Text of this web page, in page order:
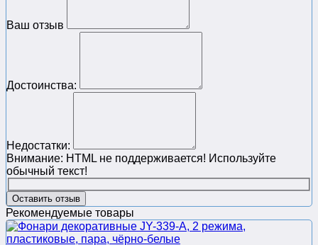
Ваш отзыв
Достоинства:
Недостатки:
Внимание: HTML не поддерживается! Используйте
обычный текст!
Оставить отзыв
Рекомендуемые товары